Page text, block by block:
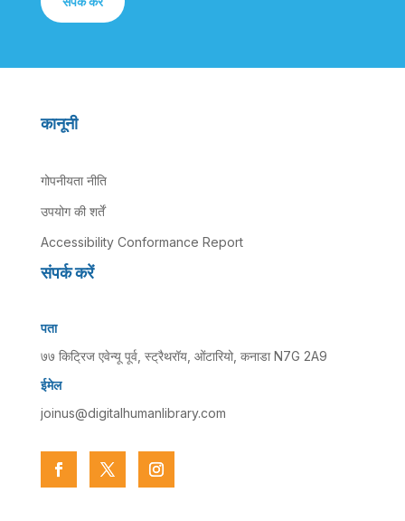
कानूनी
गोपनीयता नीति
उपयोग की शर्तें
Accessibility Conformance Report
संपर्क करें
पता
७७ किट्रिज एवेन्यू पूर्व, स्ट्रैथरॉय, ओंटारियो, कनाडा N7G 2A9
ईमेल
joinus@digitalhumanlibrary.com